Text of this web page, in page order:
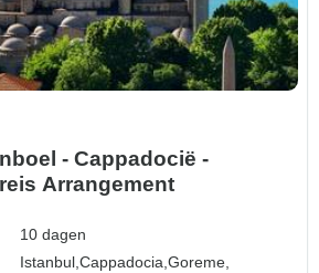
- Cappadocië -
Arrangement
10 dagen
Istanbul,Cappadocia,Goreme,